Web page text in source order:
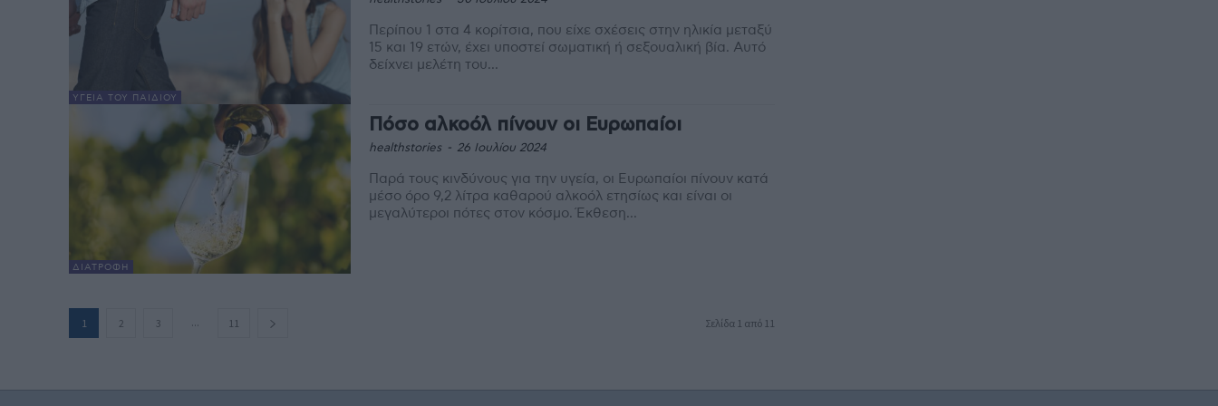
ΥΓΕΊΑ ΤΟΥ ΠΑΙΔΙΟΎ
Περίπου 1 στα 4 κορίτσια, που είχε σχέσεις στην ηλικία μεταξύ
15 και 19 ετών, έχει υποστεί σωματική ή σεξουαλική βία. Αυτό
δείχνει μελέτη του...
ΔΙΑΤΡΟΦΉ
Πόσο αλκοόλ πίνουν οι Ευρωπαίοι
healthstories - 26 Ιουλίου 2024
Παρά τους κινδύνους για την υγεία, οι Ευρωπαίοι πίνουν κατά
μέσο όρο 9,2 λίτρα καθαρού αλκοόλ ετησίως και είναι οι
μεγαλύτεροι πότες στον κόσμο. Έκθεση...
1 2 3 11 Σελίδα 1 από 11